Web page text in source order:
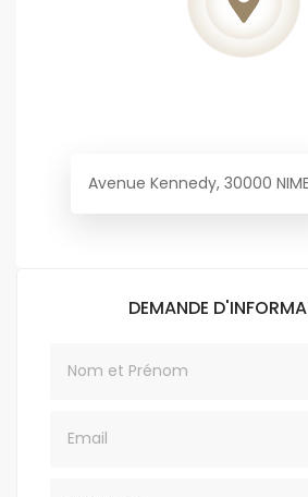
Avenue Kennedy, 30000
DEMANDE